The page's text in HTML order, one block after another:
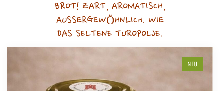
BROT! ZART, AROMATISCH,
AUSSERGEWÖHNLICH. WIE
DAS SELTENE TUROPOLJE.
NEU